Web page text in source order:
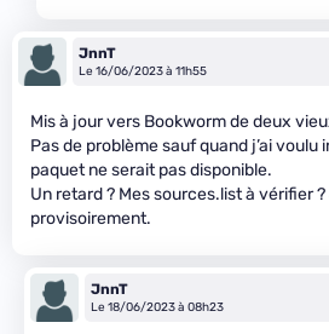
JnnT
Le 16/06/2023 à 11h55
Mis à jour vers Bookworm de deux
Pas de problème sauf quand j’ai voulu
paquet ne serait pas disponible.
Un retard ? Mes sources.list à vérifier
provisoirement.
JnnT
Le 18/06/2023 à 08h23